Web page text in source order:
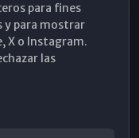
para fines
y para mostrar
X o Instagram.
las